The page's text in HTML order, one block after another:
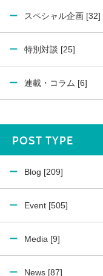
スペシャル企画 [32]
特別対談 [25]
連載・コラム [6]
POST TYPE
Blog [209]
Event [505]
Media [9]
News [87]